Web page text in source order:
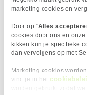
marketing cookies en
Door op "Alles
cookies door ons en
kikken kun je specifieke
dan vervolgens op met
Marketing cookies
vind je in het
Garantie
KIES JE VARIANT
Kabel lengte
Kabelmantel
Kleurnummer
Max. werktemperatuur
Min. werktemperatuur
Steekcycli
3,95